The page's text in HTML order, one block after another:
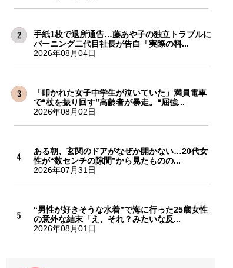
手紙1枚で退所通告…藤あや子の独立トラブルに
バーニング二代目社長が告白「実際の料...
2026年08月04日
「叩かれた女子中学生が泣いていた」満員電車
で“杖を振り回す”高齢者が暴走。“屈強...
2026年08月02日
ある朝、玄関のドアがなぜか開かない…20代女
性が“数センチの隙間”から見たものの...
2026年07月31日
“男性が好きそうな水着”で海に行った25歳女性
の意外な結末「え、それ？みたいな反...
2026年08月01日